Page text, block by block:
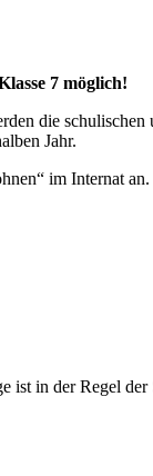
7 möglich!
die
Jahr.
im Internat an.
ist in der Regel der